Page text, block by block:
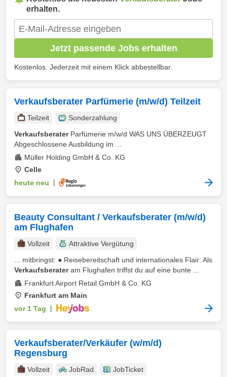
erhalten.
Jetzt passende Jobs erhalten
Kostenlos. Jederzeit mit einem Klick abbestellbar.
Verkaufsberater Parfümerie (m/w/d) Teilzeit
Teilzeit
Sonderzahlung
VerkaufsberaterParfümerie m/w/d WAS UNS ÜBERZEUGT
Abgeschlossene Ausbildung im ...
Müller Holding GmbH & Co. KG
Celle
heute neu
Beauty Consultant / Verkaufsberater (m/w/d)
am Flughafen
Vollzeit
Attraktive Vergütung
... mitbringst: ● Reisebereitschaft und internationales Flair: Als
Verkaufsberateram Flughafen triffst du auf eine bunte ...
Frankfurt Airport Retail GmbH & Co. KG
Frankfurt am Main
vor 1 Tag
Verkaufsberater/Verkäufer (w/m/d)
Regensburg
Vollzeit JobRad JobTicket